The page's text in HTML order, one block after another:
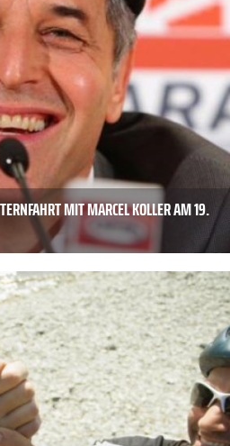
MIT MARCEL KOLLER AM 19.